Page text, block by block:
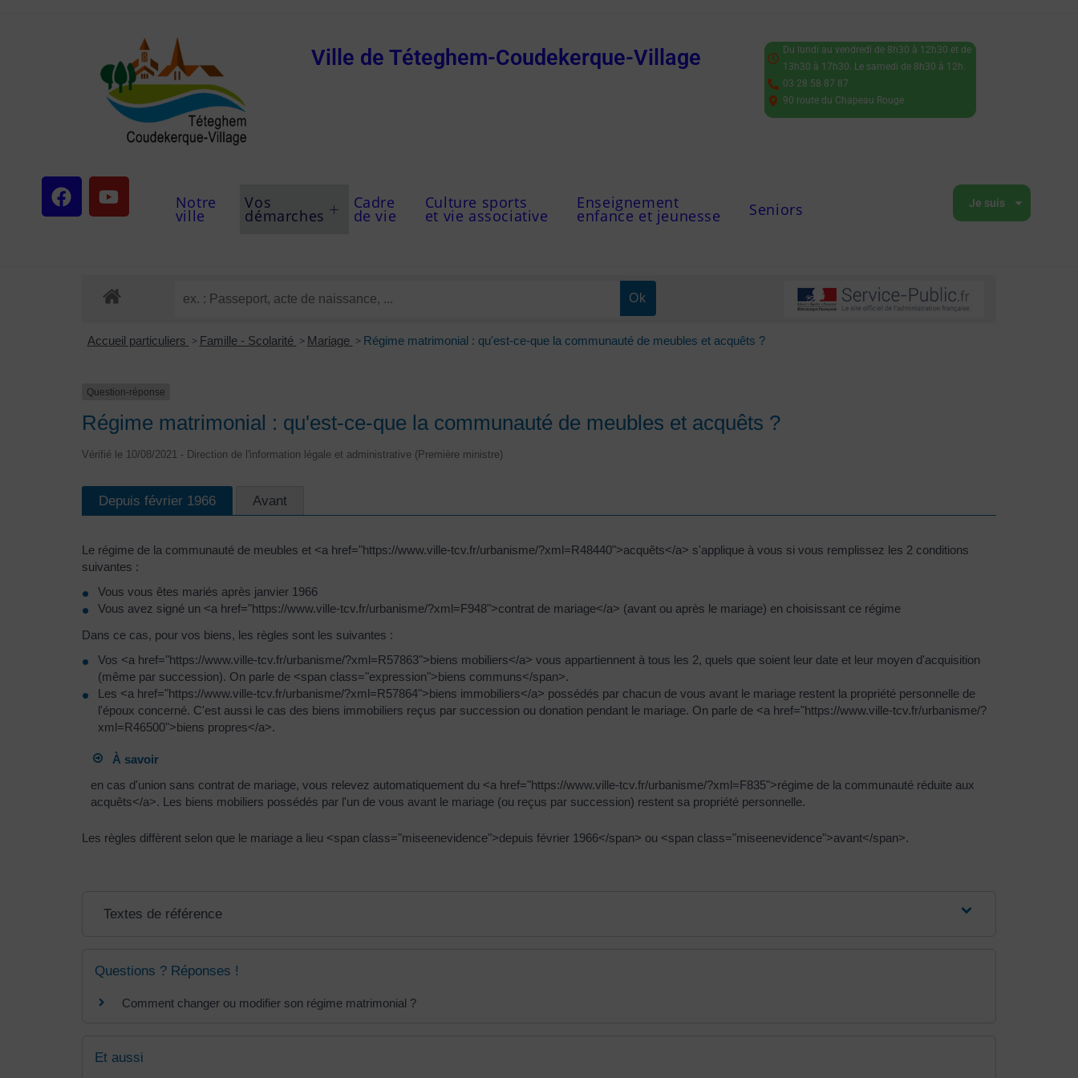
Ville de Téteghem-Coudekerque-Village
Du lundi au vendredi de 8h30 à 12h30 et de
13h30 à 17h30. Le samedi de 8h30 à 12h.
03 28 58 87 87
90 route du Chapeau Rouge
Notre
ville
Vos
démarches
Cadre
de vie
Culture sports
et vie associative
Enseignement
enfance et jeunesse Seniors Je suis
Accueil particuliers > Famille - Scolarité > Mariage > Régime matrimonial : qu'est-ce-que la communauté de meubles et acquêts ?
Question-réponse
Régime matrimonial : qu'est-ce-que la communauté de meubles et acquêts ?
Vérifié le 10/08/2021 - Direction de l'information légale et administrative (Première ministre)
Depuis février 1966 Avant
Le régime de la communauté de meubles et <a href="https://www.ville-tcv.fr/urbanisme/?xml=R48440">acquêts</a> s'applique à vous si vous remplissez les 2 conditions
suivantes :
Vous vous êtes mariés après janvier 1966
Vous avez signé un <a href="https://www.ville-tcv.fr/urbanisme/?xml=F948">contrat de mariage</a> (avant ou après le mariage) en choisissant ce régime
Dans ce cas, pour vos biens, les règles sont les suivantes :
Vos <a href="https://www.ville-tcv.fr/urbanisme/?xml=R57863">biens mobiliers</a> vous appartiennent à tous les 2, quels que soient leur date et leur moyen d'acquisition
(même par succession). On parle de <span class="expression">biens communs</span>.
Les <a href="https://www.ville-tcv.fr/urbanisme/?xml=R57864">biens immobiliers</a> possédés par chacun de vous avant le mariage restent la propriété personnelle de
l'époux concerné. C'est aussi le cas des biens immobiliers reçus par succession ou donation pendant le mariage. On parle de <a href="https://www.ville-tcv.fr/urbanisme/?
xml=R46500">biens propres</a>.
À savoir
en cas d'union sans contrat de mariage, vous relevez automatiquement du <a href="https://www.ville-tcv.fr/urbanisme/?xml=F835">régime de la communauté réduite aux
acquêts</a>. Les biens mobiliers possédés par l'un de vous avant le mariage (ou reçus par succession) restent sa propriété personnelle.
Les règles diffèrent selon que le mariage a lieu <span class="miseenevidence">depuis février 1966</span> ou <span class="miseenevidence">avant</span>.
Textes de référence
Questions ? Réponses !
Comment changer ou modifier son régime matrimonial ?
Et aussi